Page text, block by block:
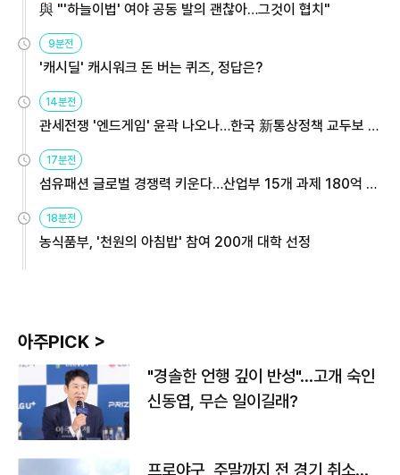
與 "'하늘이법' 여야 공동 발의 괜찮아…그것이 협치"
9분전
'캐시딜' 캐시워크 돈 버는 퀴즈, 정답은?
14분전
관세전쟁 '엔드게임' 윤곽 나오나…한국 新통상정책 교두보 활
용해야
17분전
섬유패션 글로벌 경쟁력 키운다…산업부 15개 과제 180억 지
원
18분전
농식품부, '천원의 아침밥' 참여 200개 대학 선정
아주PICK >
"경솔한 언행 깊이 반성"…고개 숙인
신동엽, 무슨 일이길래?
프로야구, 주말까지 전 경기 취소…